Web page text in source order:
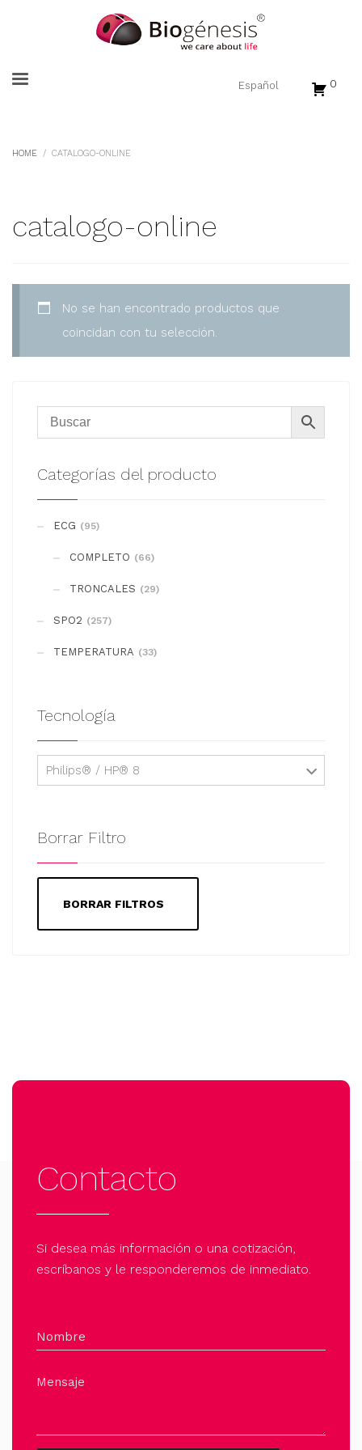
0
HOME CATALOGO-ONLINE
catalogo-online
No se han encontrado productos que
coincidan con tu selección.
Categorías del producto
ECG (95)
COMPLETO (66)
TRONCALES (29)
SPO2 (257)
TEMPERATURA (33)
Tecnología
Philips® / HP® 8
Borrar Filtro
BORRAR FILTROS
Contacto
Si desea más información o una cotización,
escríbanos y le responderemos de inmediato.
Nombre
Mensaje